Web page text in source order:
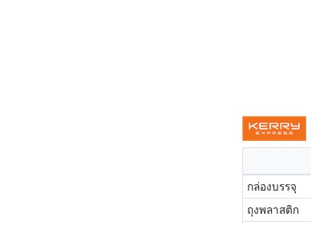
กล่องบรรจุ
ถุงพลาสติก